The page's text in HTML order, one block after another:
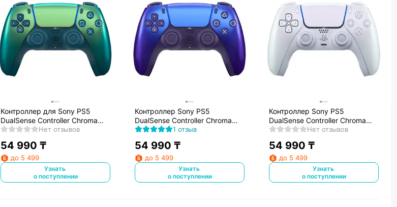
Контроллер для Sony PS5
DualSense Controller Chroma
Teal
Нет отзывов
54 990 ₸
до 5 499
Узнать
о поступлении
Контроллер Sony PS5
DualSense Controller Chroma
Indigo
1 отзыв
54 990 ₸
до 5 499
Узнать
о поступлении
Контроллер Sony PS5
DualSense Controller Chroma
Pearl
Нет отзывов
54 990 ₸
до 5 499
Узнать
о поступлении